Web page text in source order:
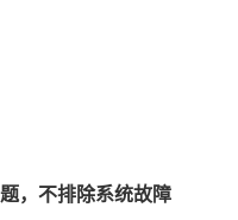
，不排除系统故障